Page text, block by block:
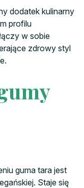
dodatek kulinarny
profilu
w sobie
zdrowy styl
guma tara jest
Staje się